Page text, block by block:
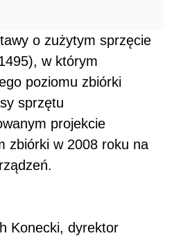
o zużytym sprzęcie
w którym
poziomu zbiórki
sprzętu
projekcie
zbiórki w 2008 roku na
Konecki, dyrektor